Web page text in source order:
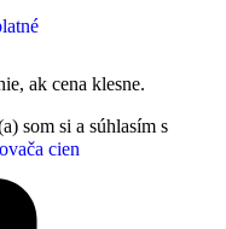
ak cena klesne.
som si a súhlasím s
cien